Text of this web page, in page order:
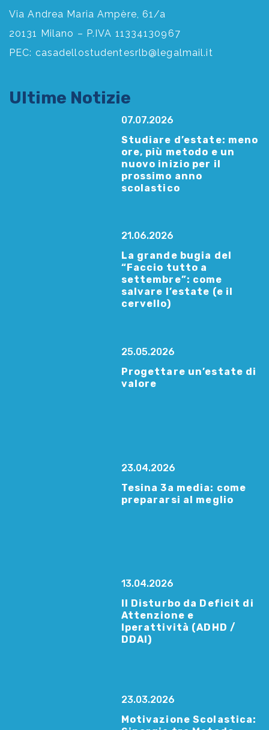
Via Andrea Maria Ampère, 61/a
20131 Milano – P.IVA 11334130967
PEC: casadellostudentesrlb@legalmail.it
Ultime Notizie
07.07.2026
Studiare d’estate: meno
ore, più metodo e un
nuovo inizio per il
prossimo anno
scolastico
21.06.2026
La grande bugia del
“Faccio tutto a
settembre”: come
salvare l’estate (e il
cervello)
25.05.2026
Progettare un’estate di
valore
23.04.2026
Tesina 3a media: come
prepararsi al meglio
13.04.2026
Il Disturbo da Deficit di
Attenzione e
Iperattività (ADHD /
DDAI)
23.03.2026
Motivazione Scolastica: